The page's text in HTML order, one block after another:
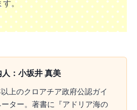
。
：小坂井 真美
上のクロアチア政府公認ガイ
ター。著書に『アドリア海の